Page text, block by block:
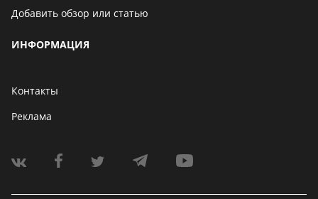
Добавить обзор или статью
ИНФОРМАЦИЯ
Контакты
Реклама